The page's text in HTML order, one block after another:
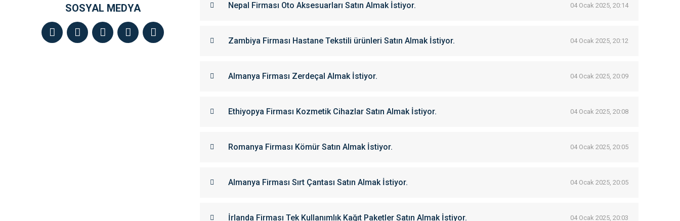
SOSYAL MEDYA Nepal Firması Oto Aksesuarları Satın Almak İstiyor. 04 Ocak 2025, 20:14
Zambiya Firması Hastane Tekstili ürünleri Satın Almak İstiyor. 04 Ocak 2025, 20:12
Almanya Firması Zerdeçal Almak İstiyor. 04 Ocak 2025, 20:09
Ethiyopya Firması Kozmetik Cihazlar Satın Almak İstiyor. 04 Ocak 2025, 20:08
Romanya Firması Kömür Satın Almak İstiyor. 04 Ocak 2025, 20:05
Almanya Firması Sırt Çantası Satın Almak İstiyor. 04 Ocak 2025, 20:05
İrlanda Firması Tek Kullanımlık Kağıt Paketler Satın Almak İstiyor. 04 Ocak 2025, 20:03